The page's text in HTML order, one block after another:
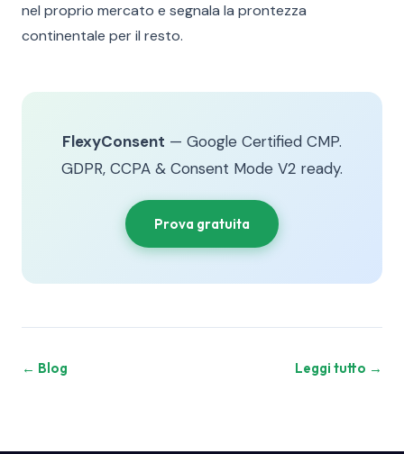
nel proprio mercato e segnala la prontezza
continentale per il resto.
FlexyConsent — Google Certified CMP.
GDPR, CCPA & Consent Mode V2 ready.
Prova gratuita
← Blog Leggi tutto →